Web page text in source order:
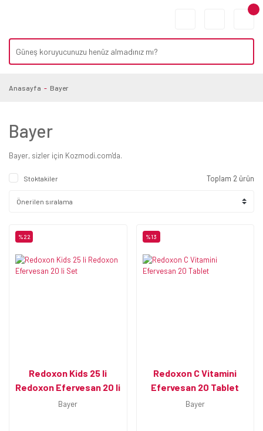
Anasayfa Bayer
Bayer
Bayer, sizler için Kozmodi.com'da.
Stoktakiler Toplam 2 ürün
%22
Redoxon Kids 25 li
Redoxon Efervesan 20 li
Set
Bayer
%13
Redoxon C Vitamini
Efervesan 20 Tablet
Bayer